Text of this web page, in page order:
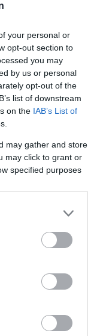
your personal or
opt-out section to
you may
by us or personal
opt-out of the
list of downstream
on the IAB’s List of
may gather and store
may click to grant or
specified purposes
25.5.2018 ja
asetuksia.